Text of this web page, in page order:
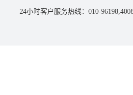
24小时客户服务热线：010-